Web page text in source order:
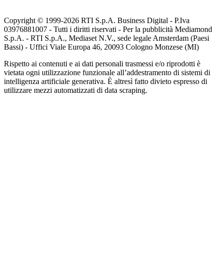
Copyright © 1999-2026 RTI S.p.A. Business Digital - P.Iva
03976881007 - Tutti i diritti riservati - Per la pubblicità Mediamond
S.p.A. - RTI S.p.A., Mediaset N.V., sede legale Amsterdam (Paesi
Bassi) - Uffici Viale Europa 46, 20093 Cologno Monzese (MI)
Rispetto ai contenuti e ai dati personali trasmessi e/o riprodotti è
vietata ogni utilizzazione funzionale all’addestramento di sistemi di
intelligenza artificiale generativa. È altresì fatto divieto espresso di
utilizzare mezzi automatizzati di data scraping.